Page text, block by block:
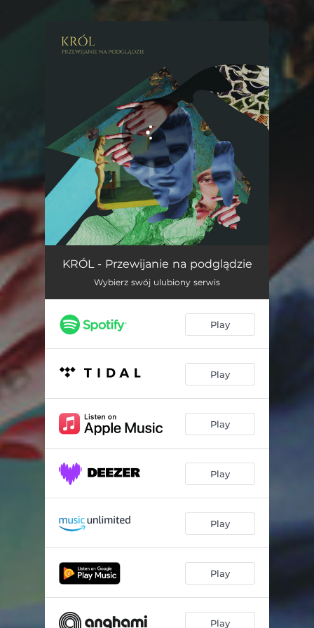
You're all set!
KRÓL - Przewijanie na podglądzie
Wybierz swój ulubiony serwis
Play
Play
Play
Play
Play
Play
Play